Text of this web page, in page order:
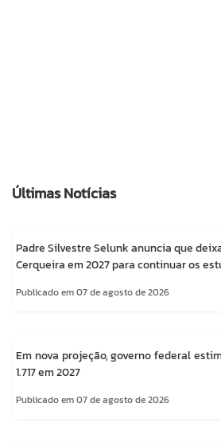
Últimas Notícias
Padre Silvestre Selunk anuncia que
Cerqueira em 2027 para continuar os
Publicado em 07 de agosto de 2026
Em nova projeção, governo federal
1.717 em 2027
Publicado em 07 de agosto de 2026